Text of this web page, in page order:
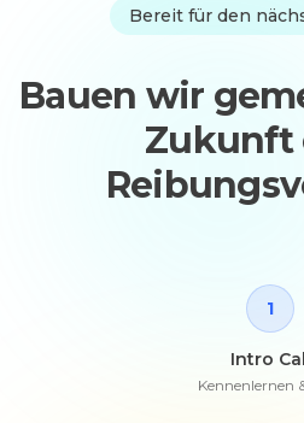
Bereit für den
Bauen wir
Zukunft
1
Intro
Kennenlernen